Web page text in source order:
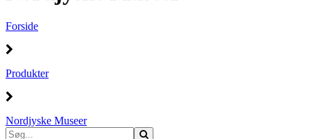
Forside
Produkter
Nordjyske Museer